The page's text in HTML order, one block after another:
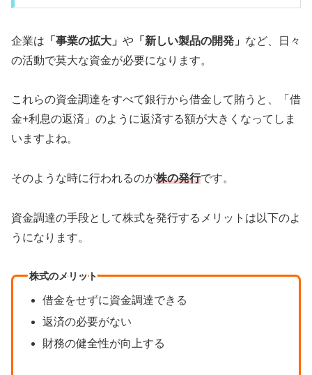
企業は 「事業の拡大」 や 「新しい製品の開発」 など、日々
の活動で莫大な資金が必要になります。
これらの資金調達をすべて銀行から借金して賄うと、「借
金+利息の返済」のように返済する額が大きくなってしま
いますよね。
そのような時に行われるのが株の発行です。
資金調達の手段として株式を発行するメリットは以下のよ
うになります。
株式のメリット
借金をせずに資金調達できる
返済の必要がない
財務の健全性が向上する